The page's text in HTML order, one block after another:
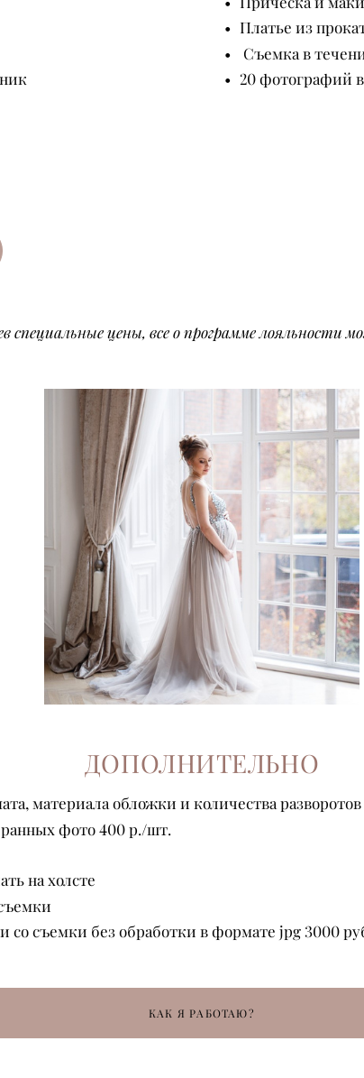
Платье из
Съемка в
20 фотографий
специальные цены, все о программе лояльности
ДОПОЛНИТЕЛЬНО
материала обложки и количества разворотов
фото 400 р./шт.
на холсте
съемки без обработки в формате jpg 3000
КАК Я РАБОТАЮ?